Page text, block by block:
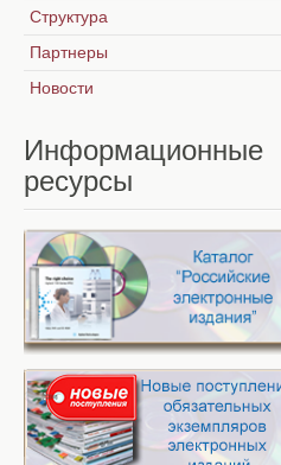
Структура
Партнеры
Новости
Информационные
ресурсы